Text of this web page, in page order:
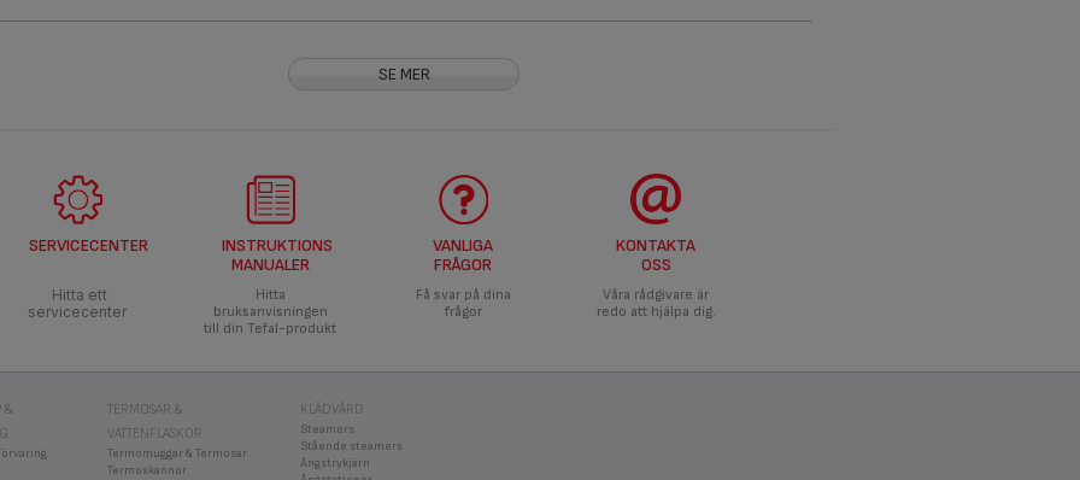
SE MER
SERVICECENTER
Hitta ett
servicecenter
INSTRUKTIONS
MANUALER
Hitta
bruksanvisningen
till din Tefal-produkt
VANLIGA
FRÅGOR
Få svar på dina
frågor
KONTAKTA
OSS
Våra rådgivare är
redo att hjälpa dig.
&
TERMOSAR &
VATTENFLASKOR
Termomuggar & Termosar
Termoskannor
KLÄDVÅRD
Steamers
Stående steamers
Ångstrykjärn